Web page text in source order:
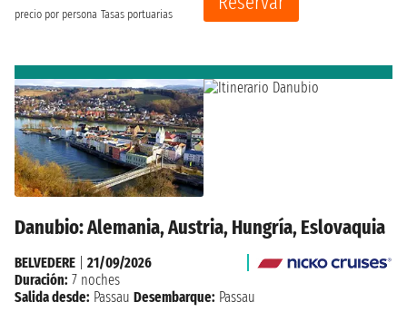
precio por persona Tasas portuarias
Danubio: Alemania, Austria, Hungría, Eslovaquia
BELVEDERE
21/09/2026
Duración: 7 noches
Salida desde: Passau Desembarque: Passau